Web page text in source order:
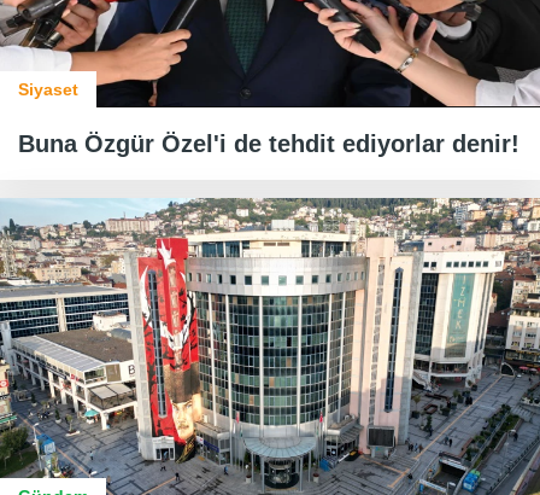
Siyaset
Buna Özgür Özel'i de tehdit ediyorlar denir!